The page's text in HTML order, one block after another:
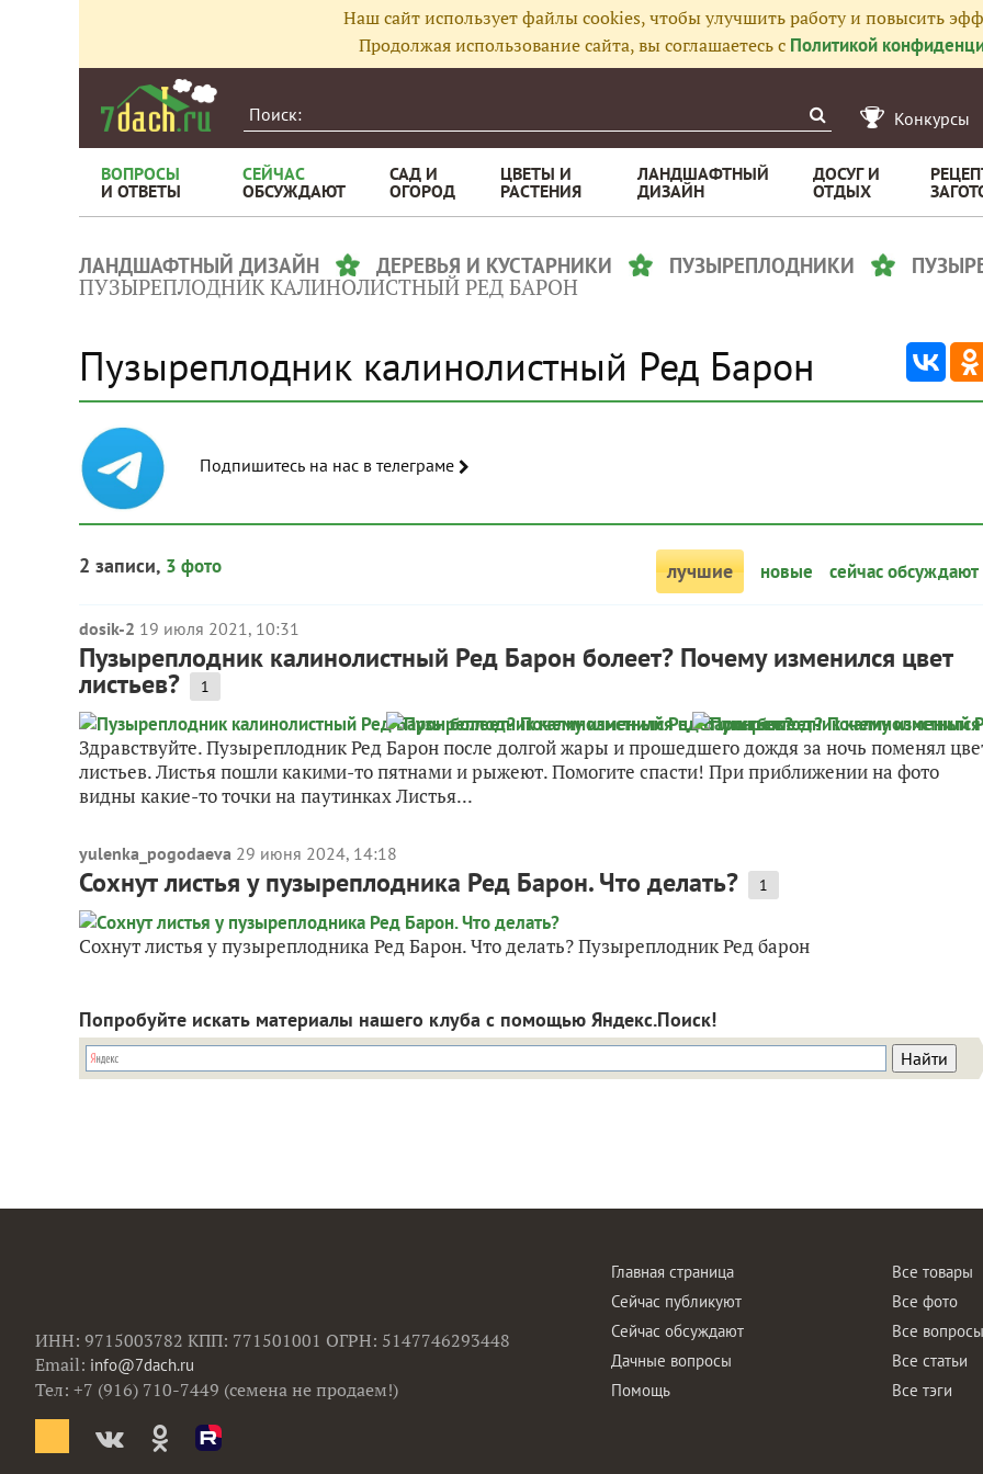
Наш сайт использует файлы cookies, чтобы улучшить работу и повысить
Продолжая использование сайта, вы соглашаетесь с Политикой
Конкурсы
ВОПРОСЫ
И ОТВЕТЫ
СЕЙЧАС
ОБСУЖДАЮТ
САД И
ОГОРОД
ЦВЕТЫ И
РАСТЕНИЯ
ЛАНДШАФТНЫЙ
ДИЗАЙН
ДОСУГ И
ОТДЫХ
ЛАНДШАФТНЫЙ ДИЗАЙН ДЕРЕВЬЯ И КУСТАРНИКИ ПУЗЫРЕПЛОДНИКИ
ПУЗЫРЕПЛОДНИК КАЛИНОЛИСТНЫЙ РЕД БАРОН
Пузыреплодник калинолистный Ред Барон
Подпишитесь на нас в телеграме
2 записи, 3 фото лучшие новые сейчас обсуждают
dosik-2 19 июля 2021, 10:31
Пузыреплодник калинолистный Ред Барон болеет? Почему изменился цвет
листьев? 1
Здравствуйте. Пузыреплодник Ред Барон после долгой жары и прошедшего дождя за ночь поменял
листьев. Листья пошли какими-то пятнами и рыжеют. Помогите спасти! При приближении на фото
видны какие-то точки на паутинках Листья...
yulenka_pogodaeva 29 июня 2024, 14:18
Сохнут листья у пузыреплодника Ред Барон. Что делать? 1
Сохнут листья у пузыреплодника Ред Барон. Что делать? Пузыреплодник Ред барон
Попробуйте искать материалы нашего клуба с помощью Яндекс.Поиск!
ИНН: 9715003782 КПП: 771501001 ОГРН: 5147746293448
info@7dach.ru
Главная страница
Сейчас публикуют
Все товары
Все фото